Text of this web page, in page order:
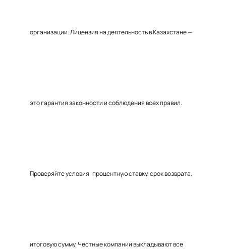
организации. Лицензия на деятельность в Казахстане —
это гарантия законности и соблюдения всех правил.
Проверяйте условия: процентную ставку, срок возврата,
итоговую сумму. Честные компании выкладывают все